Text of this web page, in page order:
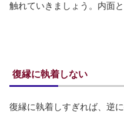
触れていきましょう。内面
復縁に執着しない
復縁に執着しすぎれば、逆